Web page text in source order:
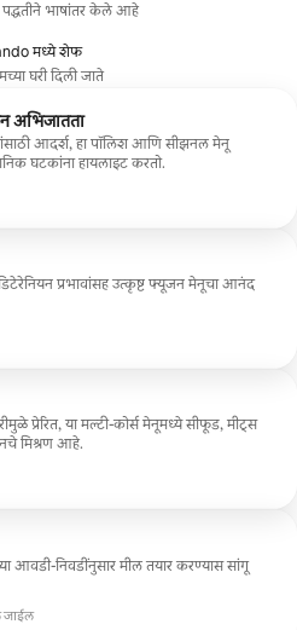
भाषांतर केले आहे
मध्ये शेफ
घरी दिली जाते
अभिजातता
आदर्श, हा पॉलिश आणि सीझनल मेनू
घटकांना हायलाइट करतो.
प्रभावांसह उत्कृष्ट फ्यूजन मेनूचा आनंद
प्रेरित, या मल्टी-कोर्स मेनूमध्ये सीफूड, मीट्स
मिश्रण आहे.
आवडी-निवडींनुसार मील तयार करण्यास सांगू
जाईल